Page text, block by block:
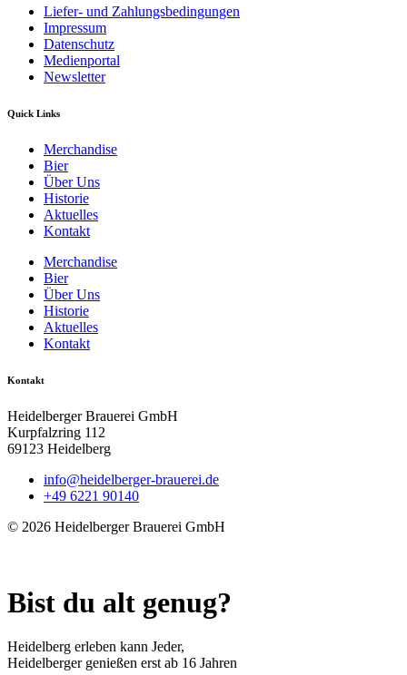
Liefer- und Zahlungsbedingungen
Impressum
Datenschutz
Medienportal
Newsletter
Quick Links
Merchandise
Bier
Über Uns
Historie
Aktuelles
Kontakt
Merchandise
Bier
Über Uns
Historie
Aktuelles
Kontakt
Kontakt
Heidelberger Brauerei GmbH
Kurpfalzring 112
69123 Heidelberg
info@heidelberger-brauerei.de
+49 6221 90140
© 2026 Heidelberger Brauerei GmbH
Bist du alt genug?
Heidelberg erleben kann Jeder,
Heidelberger genießen erst ab 16 Jahren